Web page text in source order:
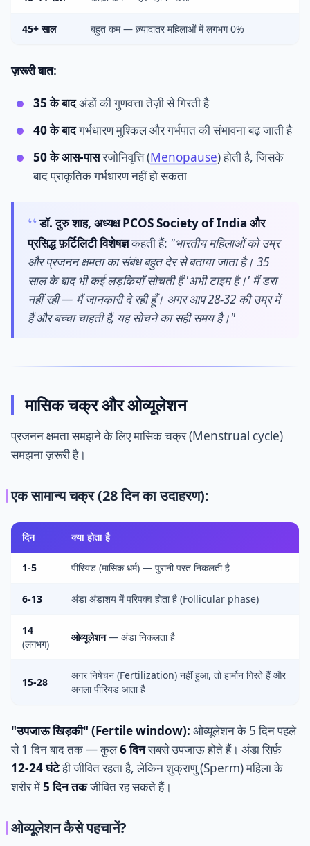
45+ साल बहुत कम — ज़्यादातर महिलाओं में लगभग 0%
ज़रूरी बात:
35 के बादअंडों की गुणवत्ता तेज़ी से गिरती है
40 के बादगर्भधारण मुश्किल और गर्भपात की संभावना बढ़ जाती है
50 के आस-पासरजोनिवृत्ति (Menopause) होती है, जिसके
बाद प्राकृतिक गर्भधारण नहीं हो सकता
डॉ. दुरु शाह, अध्यक्ष PCOS Society of India और
प्रसिद्ध फ़र्टिलिटी विशेषज्ञकहती हैं: "भारतीय महिलाओं को उम्र
और प्रजनन क्षमता का संबंध बहुत देर से बताया जाता है। 35
साल के बाद भी कई लड़कियाँ सोचती हैं 'अभी टाइम है।' मैं डरा
नहीं रही — मैं जानकारी दे रही हूँ। अगर आप 28-32 की उम्र में
हैं और बच्चा चाहती हैं, यह सोचने का सही समय है।"
मासिक चक्र और ओव्यूलेशन
प्रजनन क्षमता समझने के लिए मासिक चक्र (Menstrual cycle)
समझना ज़रूरी है।
एक सामान्य चक्र (28 दिन का उदाहरण):
दिन क्या होता है
1-5 पीरियड (मासिक धर्म) — पुरानी परत निकलती है
6-13 अंडा अंडाशय में परिपक्व होता है (Follicular phase)
14
(लगभग)
ओव्यूलेशन— अंडा निकलता है
15-28
अगर निषेचन (Fertilization) नहीं हुआ, तो हार्मोन गिरते हैं और
अगला पीरियड आता है
"उपजाऊ खिड़की" (Fertile window): ओव्यूलेशन के 5 दिन पहले
से 1 दिन बाद तक — कुल6 दिनसबसे उपजाऊ होते हैं। अंडा सिर्फ़
12-24 घंटेही जीवित रहता है, लेकिन शुक्राणु (Sperm) महिला के
शरीर में5 दिन तकजीवित रह सकते हैं।
ओव्यूलेशन कैसे पहचानें?